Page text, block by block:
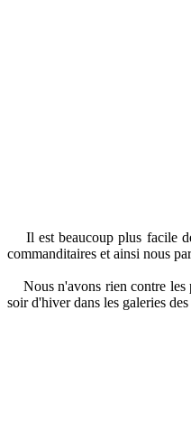
Il est beaucoup plus facile de
commanditaires et ainsi nous
Nous n'avons rien contre les
soir d'hiver dans les galeries